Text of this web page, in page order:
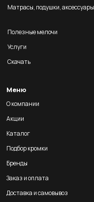
Матрасы, подушки, аксессуары
Полезные мелочи
Услуги
Скачать
Меню
О компании
Акции
Каталог
Подбор кромки
Бренды
Заказ и оплата
Доставка и самовывоз